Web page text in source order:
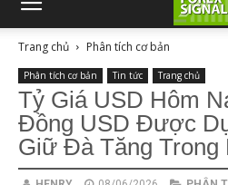
Trang chủ Phân tích cơ bản
Phân tích cơ bản Tin tức Trang chủ
Tỷ Giá USD Hôm
Đồng USD Được
Giữ Đà Tăng Trong